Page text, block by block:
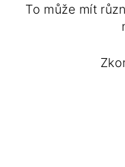
To může mít